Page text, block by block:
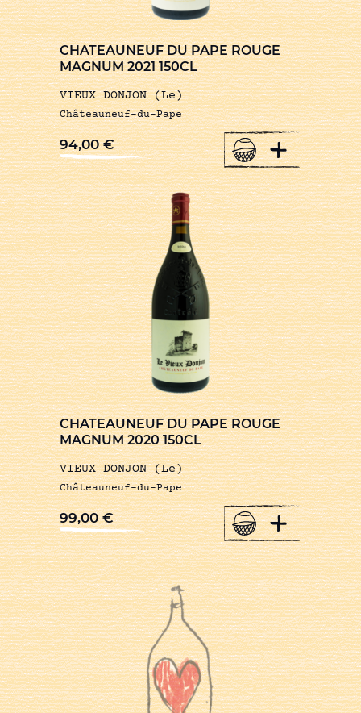
CHATEAUNEUF DU PAPE ROUGE
MAGNUM 2021 150CL
VIEUX DONJON (Le)
Châteauneuf-du-Pape
94,00€ +
CHATEAUNEUF DU PAPE ROUGE
MAGNUM 2020 150CL
VIEUX DONJON (Le)
Châteauneuf-du-Pape
99,00€ +